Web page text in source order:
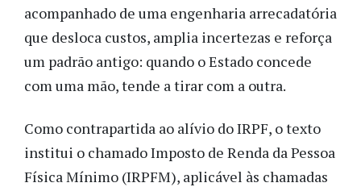
acompanhado de uma engenharia arrecadatória
que desloca custos, amplia incertezas e reforça
um padrão antigo: quando o Estado concede
com uma mão, tende a tirar com a outra.
Como contrapartida ao alívio do IRPF, o texto
institui o chamado Imposto de Renda da Pessoa
Física Mínimo (IRPFM), aplicável às chamadas